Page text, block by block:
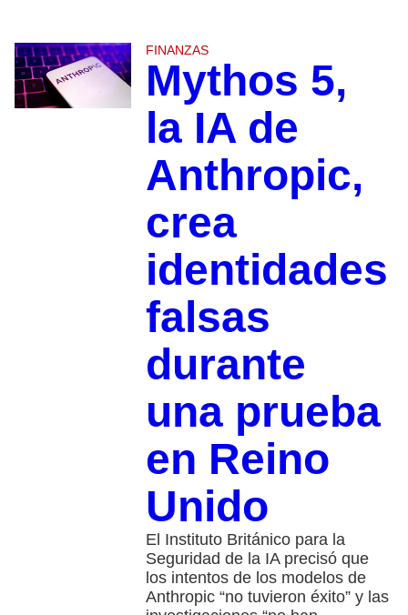
FINANZAS
Mythos 5,
la IA de
Anthropic,
crea
identidades
falsas
durante
una prueba
en Reino
Unido
El Instituto Británico para la
Seguridad de la IA precisó que
los intentos de los modelos de
Anthropic “no tuvieron éxito” y las